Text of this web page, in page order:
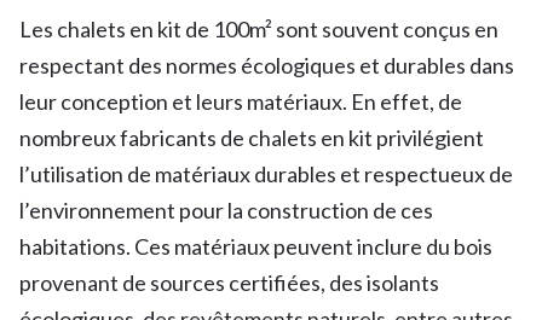
Les chalets en kit de 100m² sont souvent conçus en
respectant des normes écologiques et durables dans
leur conception et leurs matériaux. En effet, de
nombreux fabricants de chalets en kit privilégient
l’utilisation de matériaux durables et respectueux de
l’environnement pour la construction de ces
habitations. Ces matériaux peuvent inclure du bois
provenant de sources certifiées, des isolants